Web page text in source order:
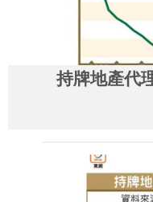
持牌地產代